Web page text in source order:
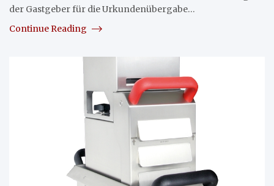
der Gastgeber für die Urkundenübergabe…
Continue Reading